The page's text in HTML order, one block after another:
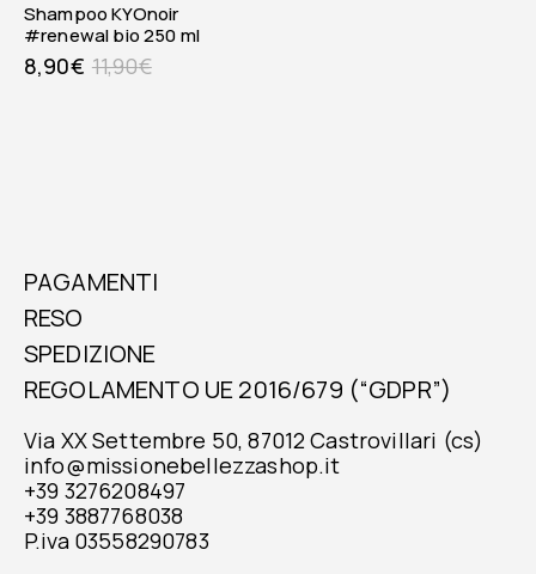
Shampoo KYOnoir
#renewal bio 250 ml
11,90€
8,90€
PAGAMENTI
RESO
SPEDIZIONE
REGOLAMENTO UE 2016/679 (“GDPR”)
Via XX Settembre 50, 87012 Castrovillari (cs)
info@missionebellezzashop.it
+39 3276208497
+39 3887768038
P.iva 03558290783